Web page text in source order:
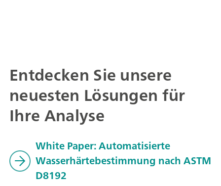
Entdecken Sie unsere
neuesten Lösungen für
Ihre Analyse
White Paper: Automatisierte
Wasserhärtebestimmung nach ASTM
D8192